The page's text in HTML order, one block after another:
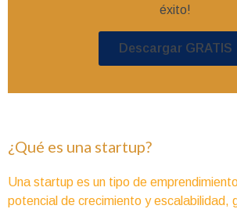
éxito!
Descargar GRATIS
¿Qué es una startup?
Una startup es un tipo de
potencial de crecimiento y escalabilidad,